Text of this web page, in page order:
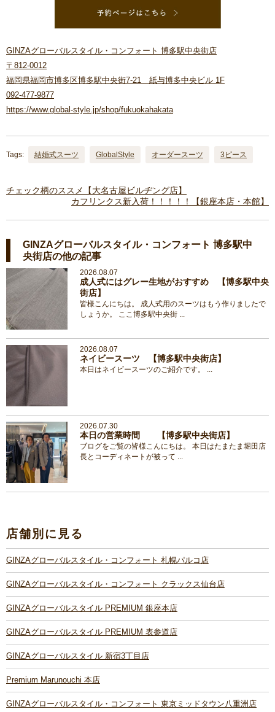
GINZAグローバルスタイル・コンフォート 博多駅中央街店
〒812-0012
福岡県福岡市博多区博多駅中央街7-21 紙与博多中央ビル 1F
092-477-9877
https://www.global-style.jp/shop/fukuokahakata
Tags: 結婚式スーツ GlobalStyle オーダースーツ 3ピース
チェック柄のススメ【大名古屋ビルヂング店】
カフリンクス新入荷！！！！！【銀座本店・本館】
GINZAグローバルスタイル・コンフォート 博多駅中
央街店の他の記事
2026.08.07
成人式にはグレー生地がおすすめ 【博多駅中央
街店】
皆様こんにちは。 成人式用のスーツはもう作りましたで
しょうか。 ここ博多駅中央街 ...
2026.08.07
ネイビースーツ 【博多駅中央街店】
本日はネイビースーツのご紹介です。 ...
2026.07.30
本日の営業時間 【博多駅中央街店】
ブログをご覧の皆様こんにちは。 本日はたまたま堀田店
長とコーディネートが被って ...
店舗別に見る
GINZAグローバルスタイル・コンフォート 札幌パルコ店
GINZAグローバルスタイル・コンフォート クラックス仙台店
GINZAグローバルスタイル PREMIUM 銀座本店
GINZAグローバルスタイル PREMIUM 表参道店
GINZAグローバルスタイル 新宿3丁目店
Premium Marunouchi 本店
GINZAグローバルスタイル・コンフォート 東京ミッドタウン八重洲店